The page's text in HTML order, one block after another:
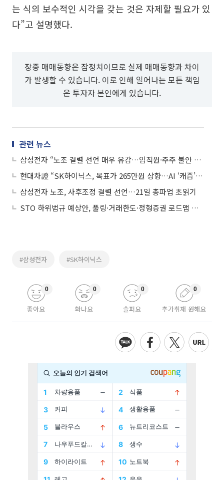
는 식의 보수적인 시각을 갖는 것은 자제할 필요가 있
다”고 설명했다.
장중 매매동향은 잠정치이므로 실제 매매동향과 차이
가 발생할 수 있습니다. 이로 인해 일어나는 모든 책임
은 투자자 본인에게 있습니다.
관련 뉴스
삼성전자 “노조 결렬 선언 매우 유감…임직원·주주 불안 커져”
현대차證 “SK하이닉스, 목표가 265만원 상향…AI ‘캐즘’ 우려 약해질 수도”
삼성전자 노조, 사후조정 결렬 선언…21일 총파업 초읽기
STO 하위법규 예상안, 풀링·거래한도·정형증권 로드맵 제시
#삼성전자 #SK하이닉스
좋아요
0
화나요
0
슬퍼요
0
추가취재 원해요
0